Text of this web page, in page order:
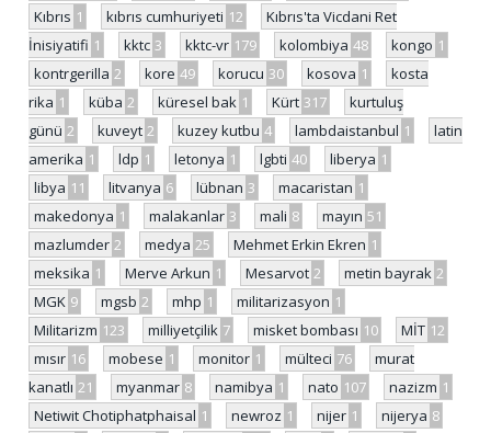
Kıbrıs 1 kıbrıs cumhuriyeti 12
Kıbrıs'ta Vicdani Ret
İnisiyatifi 1 kktc 3 kktc-vr 179 kolombiya 48 kongo 1
kontrgerilla 2 kore 49 korucu 30 kosova 1
kosta
rika 1 küba 2 küresel bak 1 Kürt 317
kurtuluş
günü 2 kuveyt 2 kuzey kutbu 4 lambdaistanbul 1
latin
amerika 1 ldp 1 letonya 1 lgbti 40 liberya 1
libya 11 litvanya 6 lübnan 3 macaristan 1
makedonya 1 malakanlar 3 mali 8 mayın 51
mazlumder 2 medya 25 Mehmet Erkin Ekren 1
meksika 1 Merve Arkun 1 Mesarvot 2 metin bayrak 2
MGK 9 mgsb 2 mhp 1 militarizasyon 1
Militarizm 123 milliyetçilik 7 misket bombası 10 MİT 12
mısır 16 mobese 1 monitor 1 mülteci 76
murat
kanatlı 21 myanmar 8 namibya 1 nato 107 nazizm 1
Netiwit Chotiphatphaisal 1 newroz 1 nijer 1 nijerya 8